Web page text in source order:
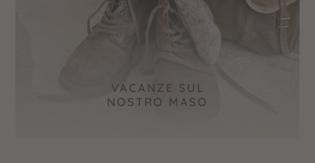
VACANZE SUL
NOSTRO MASO